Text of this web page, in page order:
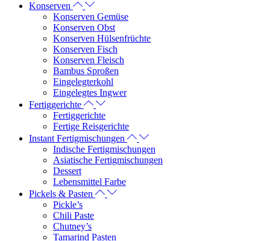
Konserven
Konserven Gemüse
Konserven Obst
Konserven Hülsenfrüchte
Konserven Fisch
Konserven Fleisch
Bambus Sproßen
Eingelegterkohl
Eingelegtes Ingwer
Fertiggerichte
Fertiggerichte
Fertige Reisgerichte
Instant Fertigmischungen
Indische Fertigmischungen
Asiatische Fertigmischungen
Dessert
Lebensmittel Farbe
Pickels & Pasten
Pickle’s
Chili Paste
Chutney’s
Tamarind Pasten